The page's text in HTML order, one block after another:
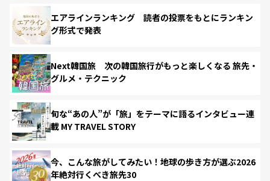
エアラインランキング 読者の投票をもとにランキン
グ形式で発表
Next韓国旅 次の韓国旅行がもっと楽しくなる 旅先・
グルメ・テクニック
旬な“あの人”が「旅」をテーマに語るインタビュー連
載 MY TRAVEL STORY
今、こんな旅がしてみたい！地球の歩き方が選ぶ2026
年絶対行くべき旅先30